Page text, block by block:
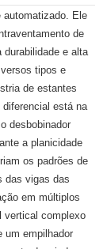
automatizado. Ele
de
e alta
tipos e
de estantes
está na
desbobinador
a planicidade
os padrões de
das vigas das
em múltiplos
vertical complexo
um empilhador